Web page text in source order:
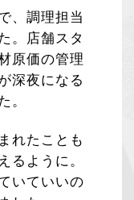
、調理担当
。店舗スタ
原価の管理
深夜になる
。
れたことも
るように。
いていいの